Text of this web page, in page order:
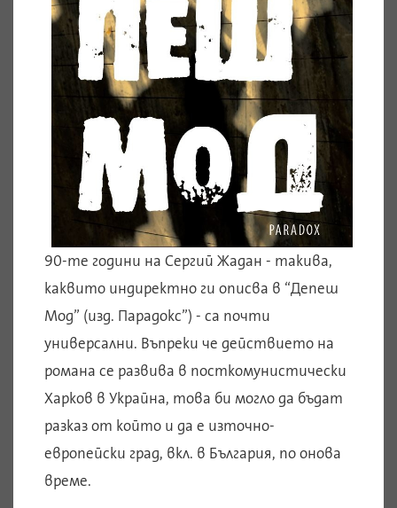
90-те години на Сергий Жадан - такива,
каквито индиректно ги описва в “Депеш
Мод” (изд. Парадокс”) - са почти
универсални. Въпреки че действието на
романа се развива в посткомунистически
Харков в Украйна, това би могло да бъдат
разказ от който и да е източно-
европейски град, вкл. в България, по онова
време.